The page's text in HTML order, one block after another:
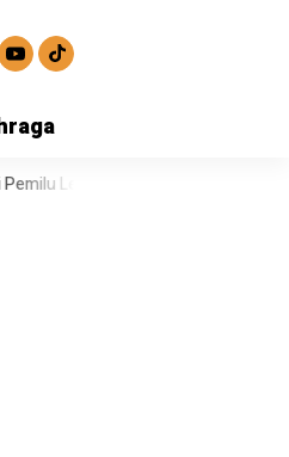
Operasi Satresnarkoba Polresta Deli